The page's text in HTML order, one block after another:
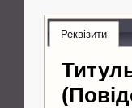
Реквізити